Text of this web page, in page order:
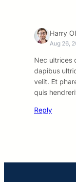
Harry
Aug 26,
Nec ultrices
dapibus
velit. Et
quis
Reply